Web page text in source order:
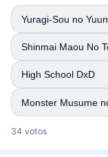
Yuragi-Sou no
Shinmai Maou No
High School DxD
Monster Musume
34 votos